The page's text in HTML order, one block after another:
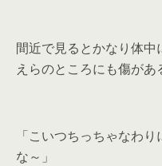
間近で見るとかなり体中
えらのところにも傷があ
「こいつちっちゃなわ
な～」